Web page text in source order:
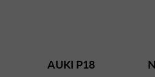
AUKI P18